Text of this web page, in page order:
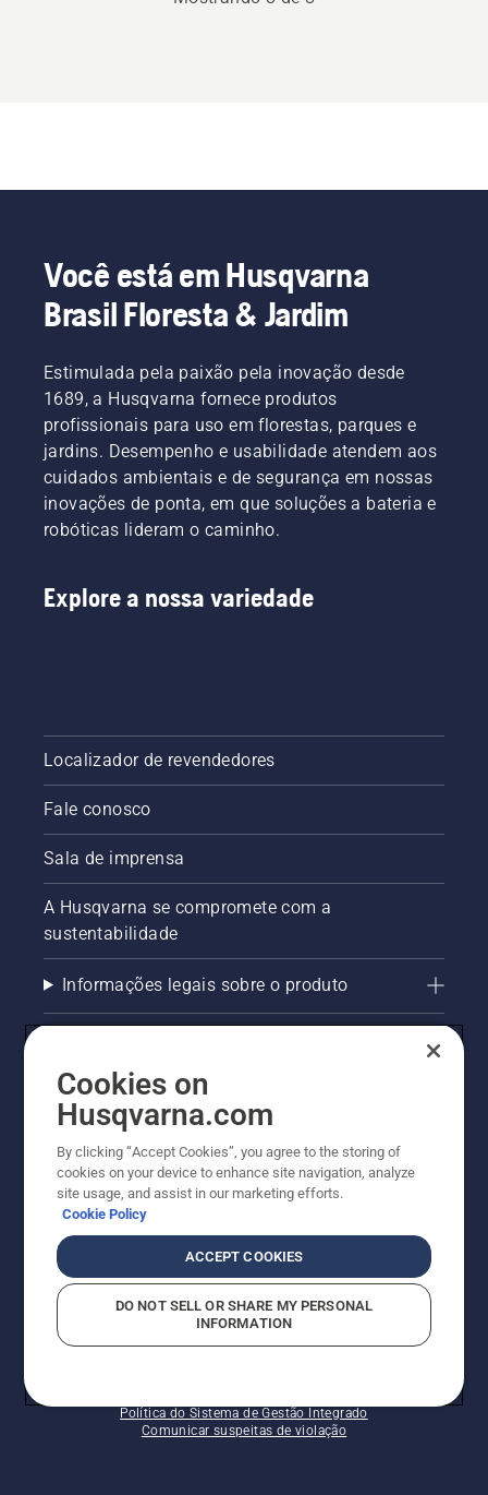
Você está em Husqvarna
Brasil Floresta & Jardim
Estimulada pela paixão pela inovação desde
1689, a Husqvarna fornece produtos
profissionais para uso em florestas, parques e
jardins. Desempenho e usabilidade atendem aos
cuidados ambientais e de segurança em nossas
inovações de ponta, em que soluções a bateria e
robóticas lideram o caminho.
Explore a nossa variedade
Localizador de revendedores
Fale conosco
Sala de imprensa
A Husqvarna se compromete com a
sustentabilidade
Informações legais sobre o produto
Outros sites Husqvarna
Trabalhe Conosco
Política do Sistema de Gestão Integrado
Comunicar suspeitas de violação
Cookies on
Husqvarna.com
By clicking “Accept Cookies”, you agree to the storing of
cookies on your device to enhance site navigation, analyze
site usage, and assist in our marketing efforts.
Cookie Policy
ACCEPT COOKIES
DO NOT SELL OR SHARE MY PERSONAL
INFORMATION